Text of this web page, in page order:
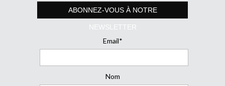
ABONNEZ-VOUS À NOTRE
NEWSLETTER
Email*
Nom